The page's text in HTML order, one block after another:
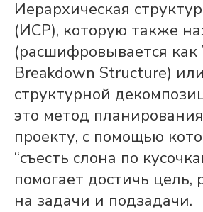
Иерархическая
(ИСР), которую также
(расшифровывается как
Breakdown Structure) или
структурной
это метод
проекту, с помощью
“съесть слона по
помогает достичь цель,
на задачи и подзадачи.